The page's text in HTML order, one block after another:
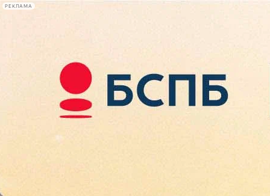
РЕКЛАМА
Сегодня:
2026.08.10
22:33
Афиша Plus